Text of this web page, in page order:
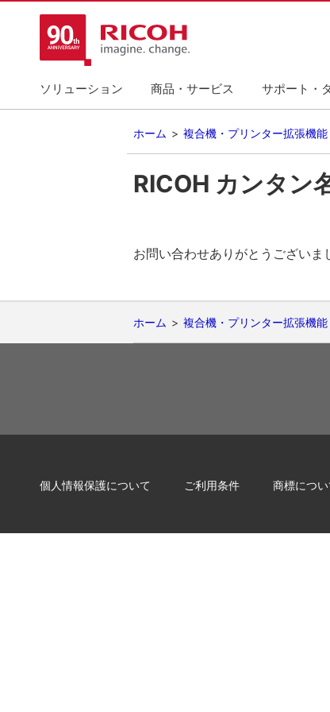
ソリューション 商品・サービス サポート・
ホーム 複合機・プリンター拡張機能
RICOH カンタン
お問い合わせありがとうございま
ホーム 複合機・プリンター拡張機能
個人情報保護について ご利用条件 商標につい